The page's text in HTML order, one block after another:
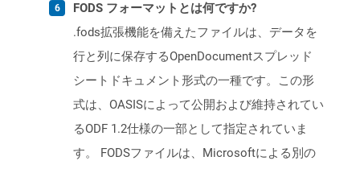
FODS フォーマットとは何ですか?
.fods拡張機能を備えたファイルは、データを
行と列に保存するOpenDocumentスプレッド
シートドキュメント形式の一種です。この形
式は、OASISによって公開および維持されてい
るODF 1.2仕様の一部として指定されていま
す。 FODSファイルは、Microsoftによる別の